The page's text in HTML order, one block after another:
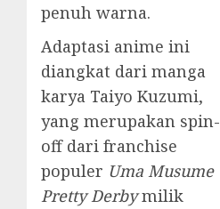
penuh warna.
Adaptasi anime ini
diangkat dari manga
karya Taiyo Kuzumi,
yang merupakan spin-
off dari franchise
populer Uma Musume
Pretty Derbymilik